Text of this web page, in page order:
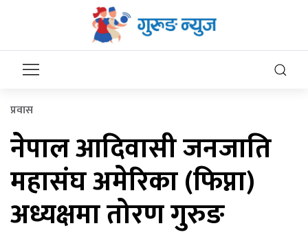
प्रवास
नेपाल आदिवासी जनजाति
महासंघ अमेरिका (फिप्ना)
अध्यक्षमा तोरण गुरुङ